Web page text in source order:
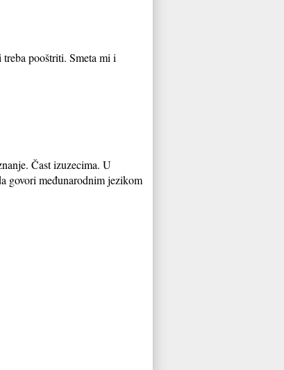
pooštriti. Smeta mi i
Čast izuzecima. U
govori međunarodnim jezikom